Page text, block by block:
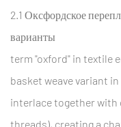
2.1 Оксфордское
варианты
term "oxford" in textile
basket weave variant
interlace together with
threads), creating a